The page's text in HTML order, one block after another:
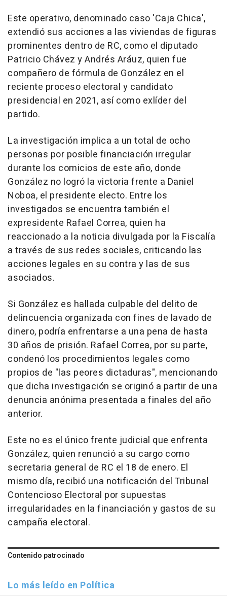
Este operativo, denominado caso 'Caja Chica',
extendió sus acciones a las viviendas de figuras
prominentes dentro de RC, como el diputado
Patricio Chávez y Andrés Aráuz, quien fue
compañero de fórmula de González en el
reciente proceso electoral y candidato
presidencial en 2021, así como exlíder del
partido.
La investigación implica a un total de ocho
personas por posible financiación irregular
durante los comicios de este año, donde
González no logró la victoria frente a Daniel
Noboa, el presidente electo. Entre los
investigados se encuentra también el
expresidente Rafael Correa, quien ha
reaccionado a la noticia divulgada por la Fiscalía
a través de sus redes sociales, criticando las
acciones legales en su contra y las de sus
asociados.
Si González es hallada culpable del delito de
delincuencia organizada con fines de lavado de
dinero, podría enfrentarse a una pena de hasta
30 años de prisión. Rafael Correa, por su parte,
condenó los procedimientos legales como
propios de "las peores dictaduras", mencionando
que dicha investigación se originó a partir de una
denuncia anónima presentada a finales del año
anterior.
Este no es el único frente judicial que enfrenta
González, quien renunció a su cargo como
secretaria general de RC el 18 de enero. El
mismo día, recibió una notificación del Tribunal
Contencioso Electoral por supuestas
irregularidades en la financiación y gastos de su
campaña electoral.
Contenido patrocinado
Lo más leído en Política